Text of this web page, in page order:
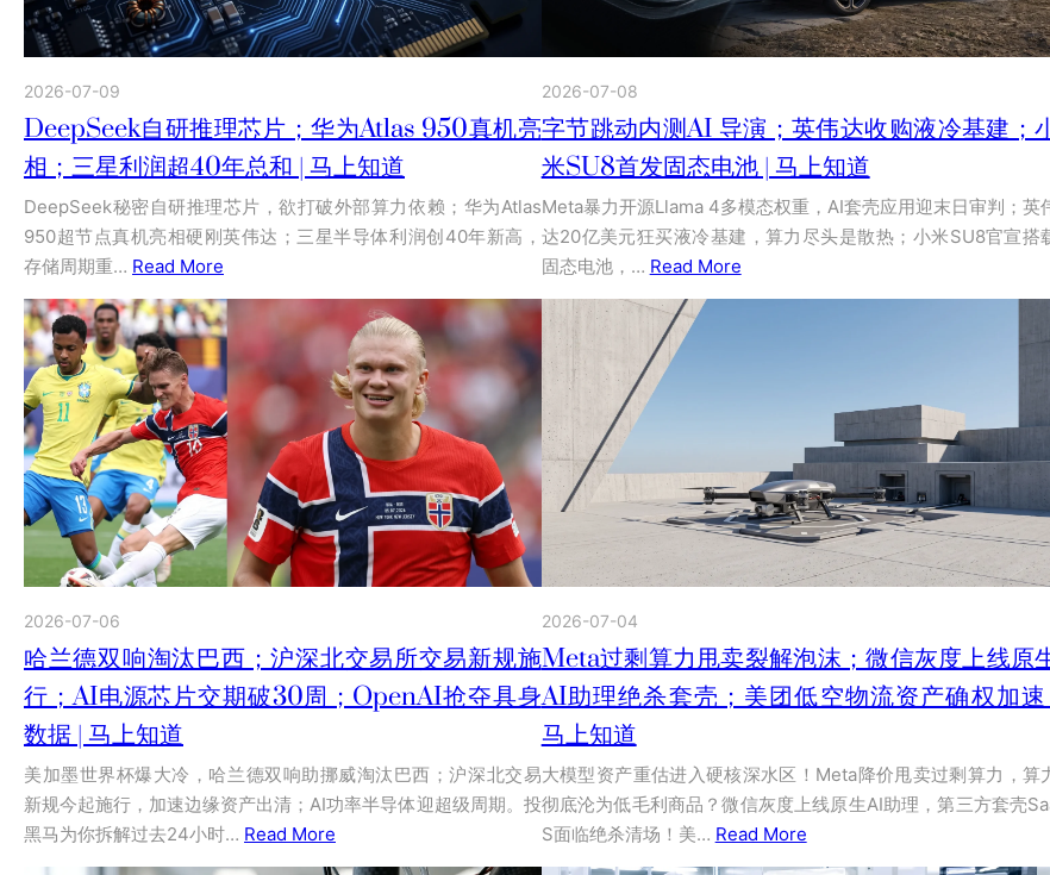
2026-07-09
DeepSeek自研推理芯片；华为Atlas 950真机亮
相；三星利润超40年总和 | 马上知道
DeepSeek秘密自研推理芯片，欲打破外部算力依赖；华为Atlas
950超节点真机亮相硬刚英伟达；三星半导体利润创40年新高，
存储周期重… Read More
2026-07-08
字节跳动内测AI 导演；英伟达收购液冷基建；
米SU8首发固态电池 | 马上知道
Meta暴力开源Llama 4多模态权重，AI套壳应用迎末日审判；英
达20亿美元狂买液冷基建，算力尽头是散热；小米SU8官宣搭
固态电池，… Read More
2026-07-06
哈兰德双响淘汰巴西；沪深北交易所交易新规施
行；AI电源芯片交期破30周；OpenAI抢夺具身
数据 | 马上知道
美加墨世界杯爆大冷，哈兰德双响助挪威淘汰巴西；沪深北交易
新规今起施行，加速边缘资产出清；AI功率半导体迎超级周期。投
黑马为你拆解过去24小时… Read More
2026-07-04
Meta过剩算力甩卖裂解泡沫；微信灰度上线原
AI助理绝杀套壳；美团低空物流资产确权加
马上知道
大模型资产重估进入硬核深水区！Meta降价甩卖过剩算力，算
彻底沦为低毛利商品？微信灰度上线原生AI助理，第三方套壳
S面临绝杀清场！美… Read More